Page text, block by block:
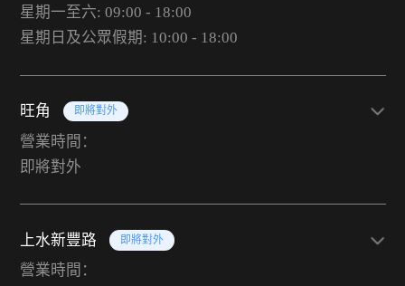
星期一至六: 09:00 - 18:00
星期日及公眾假期: 10:00 - 18:00
旺角 即將對外
營業時間：
即將對外
上水新豐路 即將對外
營業時間：